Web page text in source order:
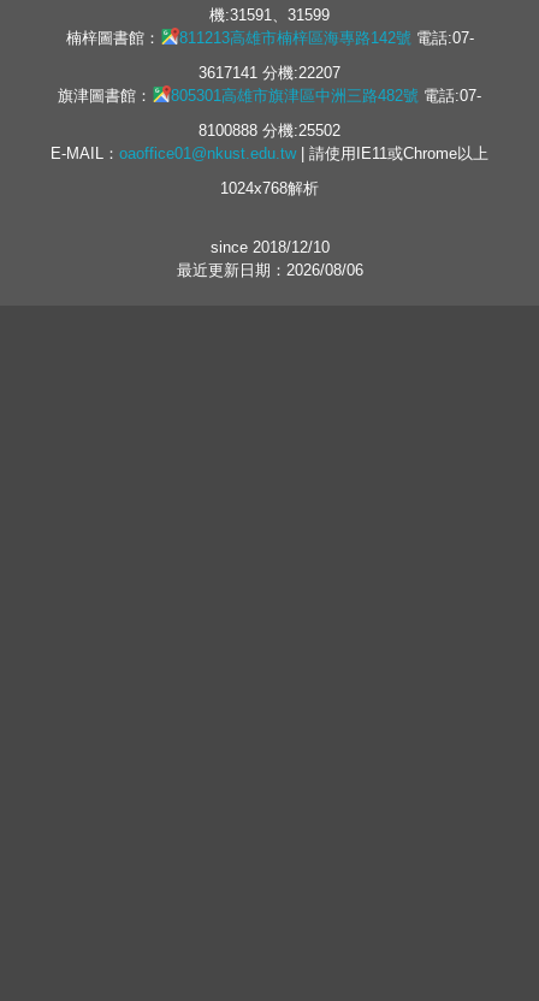
機:31591、31599
楠梓圖書館：
811213高雄市楠梓區海專路142號電話:07-
3617141 分機:22207
旗津圖書館：
805301高雄市旗津區中洲三路482號 電話:07-
8100888 分機:25502
E-MAIL： oaoffice01@nkust.edu.tw| 請使用IE11或Chrome以上
1024x768解析
since 2018/12/10
最近更新日期：2026/08/06